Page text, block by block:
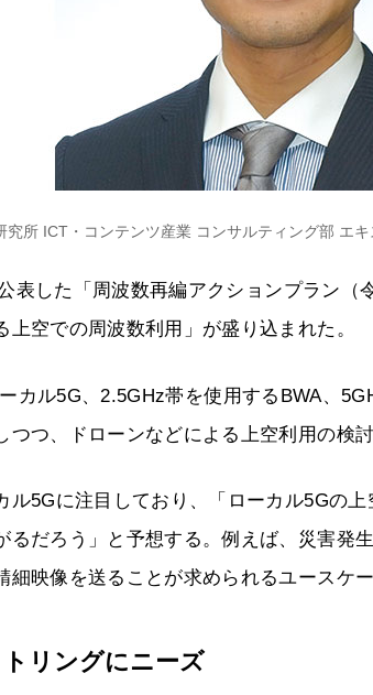
究所 ICT・コンテンツ産業 コンサルティング部 エ
表した「周波数再編アクションプラン（
空での周波数利用」が盛り込まれた。
カル5G、2.5GHz帯を使用するBWA、
つつ、ドローンなどによる上空利用の検
ル5Gに注目しており、「ローカル5Gの
るだろう」と予想する。例えば、災害発
細映像を送ることが求められるユースケ
リングにニーズ